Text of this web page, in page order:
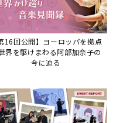
第16回公開】ヨーロッパを拠点
界を駆けまわる阿部加奈子の
今に迫る